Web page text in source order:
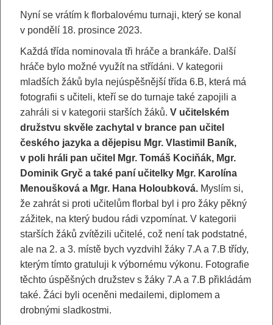
Nyní se vrátím k florbalovému turnaji, který se konal
v pondělí 18. prosince 2023.
Každá třída nominovala tři hráče a brankáře. Další
hráče bylo možné využít na střídáni. V kategorii
mladších žáků byla nejúspěšnější třída 6.B, která má
fotografii s učiteli, kteří se do turnaje také zapojili a
zahráli si v kategorii starších žáků. V učitelském
družstvu skvěle zachytal v brance pan učitel
českého jazyka a dějepisu Mgr. Vlastimil Baník,
v poli hráli pan učitel Mgr. Tomáš Kociňák, Mgr.
Dominik Gryč a také paní učitelky Mgr. Karolína
Menoušková a Mgr. Hana Holoubková. Myslím si,
že zahrát si proti učitelům florbal byl i pro žáky pěkný
zážitek, na který budou rádi vzpomínat. V kategorii
starších žáků zvítězili učitelé, což není tak podstatné,
ale na 2. a 3. místě bych vyzdvihl žáky 7.A a 7.B třídy,
kterým tímto gratuluji k výbornému výkonu. Fotografie
těchto úspěšných družstev s žáky 7.A a 7.B přikládám
také. Žáci byli oceněni medailemi, diplomem a
drobnými sladkostmi.